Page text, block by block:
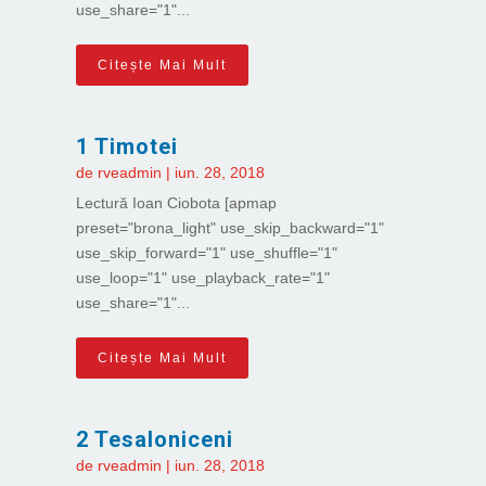
use_share="1"...
Citește Mai Mult
1 Timotei
de rveadmin | iun. 28, 2018
Lectură Ioan Ciobota [apmap
preset="brona_light" use_skip_backward="1"
use_skip_forward="1" use_shuffle="1"
use_loop="1" use_playback_rate="1"
use_share="1"...
Citește Mai Mult
2 Tesaloniceni
de rveadmin | iun. 28, 2018